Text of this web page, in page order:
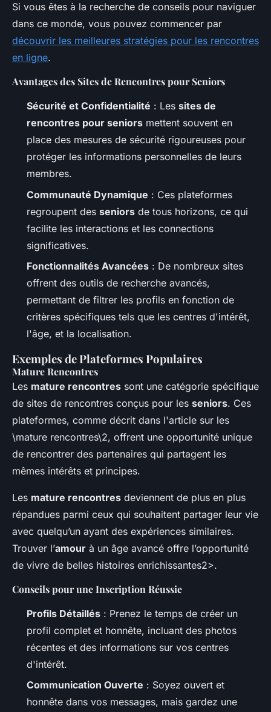
Si vous êtes à la recherche de conseils pour naviguer
dans ce monde, vous pouvez commencer par
découvrir les meilleures stratégies pour les rencontres
en ligne.
Avantages des Sites de Rencontres pour Seniors
Sécurité et Confidentialité : Les sites de
rencontres pour seniors mettent souvent en
place des mesures de sécurité rigoureuses pour
protéger les informations personnelles de leurs
membres.
Communauté Dynamique : Ces plateformes
regroupent des seniors de tous horizons, ce qui
facilite les interactions et les connections
significatives.
Fonctionnalités Avancées : De nombreux sites
offrent des outils de recherche avancés,
permettant de filtrer les profils en fonction de
critères spécifiques tels que les centres d'intérêt,
l'âge, et la localisation.
Exemples de Plateformes Populaires
Mature Rencontres
Les mature rencontres sont une catégorie spécifique
de sites de rencontres conçus pour les seniors. Ces
plateformes, comme décrit dans l'article sur les
\mature rencontres\2, offrent une opportunité unique
de rencontrer des partenaires qui partagent les
mêmes intérêts et principes.
Les mature rencontres deviennent de plus en plus
répandues parmi ceux qui souhaitent partager leur vie
avec quelqu’un ayant des expériences similaires.
Trouver l’amour à un âge avancé offre l’opportunité
de vivre de belles histoires enrichissantes2>.
Conseils pour une Inscription Réussie
Profils Détaillés : Prenez le temps de créer un
profil complet et honnête, incluant des photos
récentes et des informations sur vos centres
d'intérêt.
Communication Ouverte : Soyez ouvert et
honnête dans vos messages, mais gardez une